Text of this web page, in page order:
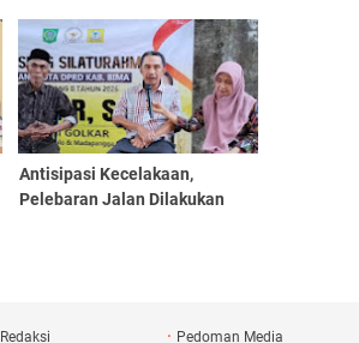
Antisipasi Kecelakaan,
Pelebaran Jalan Dilakukan
Redaksi Pedoman Media